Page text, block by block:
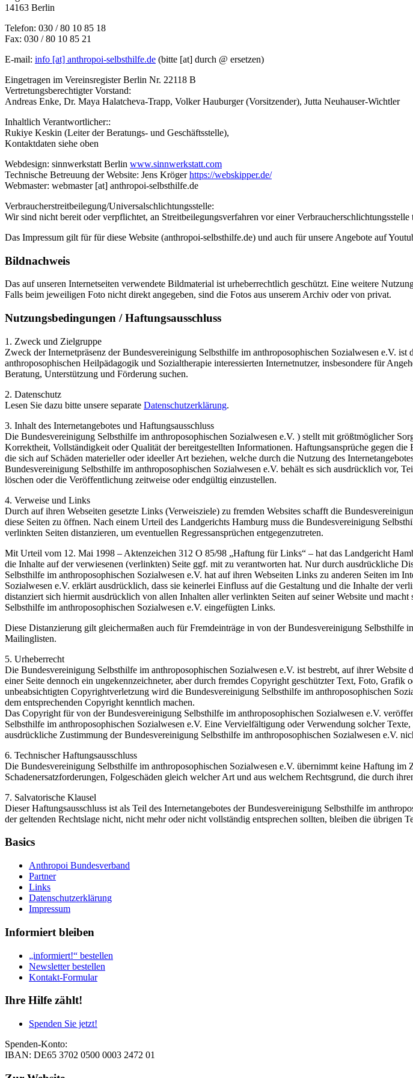
14163 Berlin
Telefon: 030 / 80 10 85 18
Fax: 030 / 80 10 85 21
E-mail: info [at] anthropoi-selbsthilfe.de (bitte [at] durch @ ersetzen)
Eingetragen im Vereinsregister Berlin Nr. 22118 B
Vertretungsberechtigter Vorstand:
Andreas Enke, Dr. Maya Halatcheva-Trapp, Volker Hauburger (Vorsitzender), Jutta Neuhauser-Wichtler
Inhaltlich Verantwortlicher::
Rukiye Keskin (Leiter der Beratungs- und Geschäftsstelle),
Kontaktdaten siehe oben
Webdesign: sinnwerkstatt Berlin www.sinnwerkstatt.com
Technische Betreuung der Website: Jens Krögerhttps://webskipper.de/
Webmaster: webmaster [at] anthropoi-selbsthilfe.de
Verbraucherstreitbeilegung/Universalschlichtungsstelle:
Wir sind nicht bereit oder verpflichtet, an Streitbeilegungsverfahren vor einer Verbraucherschlichtungsstelle
Das Impressum gilt für für diese Website (anthropoi-selbsthilfe.de) und auch für unsere Angebote auf
Bildnachweis
Das auf unseren Internetseiten verwendete Bildmaterial ist urheberrechtlich geschützt. Eine weitere
Falls beim jeweiligen Foto nicht direkt angegeben, sind die Fotos aus unserem Archiv oder von privat.
Nutzungsbedingungen / Haftungsausschluss
1. Zweck und Zielgruppe
Zweck der Internetpräsenz der Bundesvereinigung Selbsthilfe im anthroposophischen Sozialwesen e.V.
anthroposophischen Heilpädagogik und Sozialtherapie interessierten Internetnutzer, insbesondere für
Beratung, Unterstützung und Förderung suchen.
2. Datenschutz
Lesen Sie dazu bitte unsere separate Datenschutzerklärung.
3. Inhalt des Internetangebotes und Haftungsausschluss
Die Bundesvereinigung Selbsthilfe im anthroposophischen Sozialwesen e.V. ) stellt mit größtmöglicher
Korrektheit, Vollständigkeit oder Qualität der bereitgestellten Informationen. Haftungsansprüche gegen
die sich auf Schäden materieller oder ideeller Art beziehen, welche durch die Nutzung des
Bundesvereinigung Selbsthilfe im anthroposophischen Sozialwesen e.V. behält es sich ausdrücklich vor,
löschen oder die Veröffentlichung zeitweise oder endgültig einzustellen.
4. Verweise und Links
Durch auf ihren Webseiten gesetzte Links (Verweisziele) zu fremden Websites schafft die
diese Seiten zu öffnen. Nach einem Urteil des Landgerichts Hamburg muss die Bundesvereinigung
verlinkten Seiten distanzieren, um eventuellen Regressansprüchen entgegenzutreten.
Mit Urteil vom 12. Mai 1998 – Aktenzeichen 312 O 85/98 „Haftung für Links“ – hat das Landgericht
die Inhalte auf der verwiesenen (verlinkten) Seite ggf. mit zu verantworten hat. Nur durch ausdrückliche
Selbsthilfe im anthroposophischen Sozialwesen e.V. hat auf ihren Webseiten Links zu anderen Seiten im
Sozialwesen e.V. erklärt ausdrücklich, dass sie keinerlei Einfluss auf die Gestaltung und die Inhalte der
distanziert sich hiermit ausdrücklich von allen Inhalten aller verlinkten Seiten auf seiner Website und
Selbsthilfe im anthroposophischen Sozialwesen e.V. eingefügten Links.
Diese Distanzierung gilt gleichermaßen auch für Fremdeinträge in von der Bundesvereinigung Selbsthilfe
Mailinglisten.
5. Urheberrecht
Die Bundesvereinigung Selbsthilfe im anthroposophischen Sozialwesen e.V. ist bestrebt, auf ihrer
einer Seite dennoch ein ungekennzeichneter, aber durch fremdes Copyright geschützter Text, Foto,
unbeabsichtigten Copyrightverletzung wird die Bundesvereinigung Selbsthilfe im anthroposophischen
dem entsprechenden Copyright kenntlich machen.
Das Copyright für von der Bundesvereinigung Selbsthilfe im anthroposophischen Sozialwesen e.V.
Selbsthilfe im anthroposophischen Sozialwesen e.V. Eine Vervielfältigung oder Verwendung solcher
ausdrückliche Zustimmung der Bundesvereinigung Selbsthilfe im anthroposophischen Sozialwesen e.V.
6. Technischer Haftungsausschluss
Die Bundesvereinigung Selbsthilfe im anthroposophischen Sozialwesen e.V. übernimmt keine Haftung
Schadenersatzforderungen, Folgeschäden gleich welcher Art und aus welchem Rechtsgrund, die durch
7. Salvatorische Klausel
Dieser Haftungsausschluss ist als Teil des Internetangebotes der Bundesvereinigung Selbsthilfe im
der geltenden Rechtslage nicht, nicht mehr oder nicht vollständig entsprechen sollten, bleiben die
Basics
Anthropoi Bundesverband
Partner
Links
Datenschutzerklärung
Impressum
Informiert bleiben
„informiert!“ bestellen
Newsletter bestellen
Kontakt-Formular
Ihre Hilfe zählt!
Spenden Sie jetzt!
Spenden-Konto:
IBAN: DE65 3702 0500 0003 2472 01